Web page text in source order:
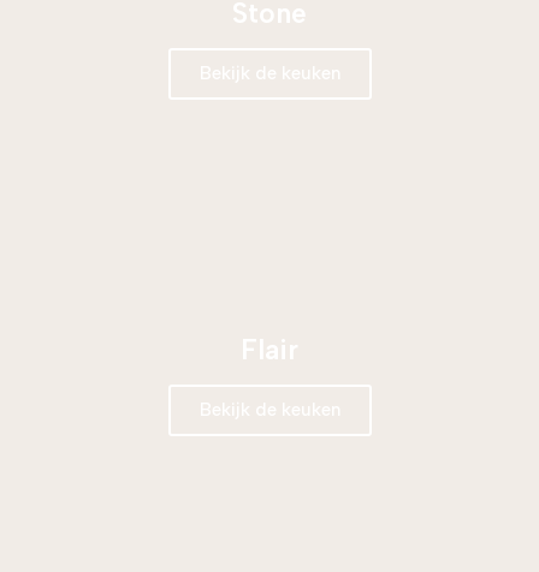
Stone
Bekijk de keuken
Flair
Bekijk de keuken